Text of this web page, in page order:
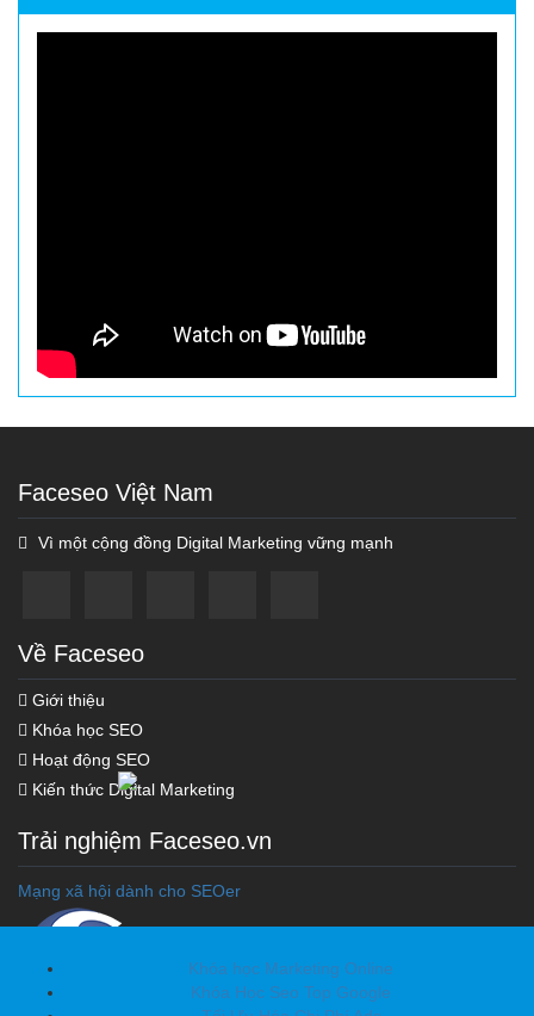
Faceseo Việt Nam
Vì một cộng đồng Digital Marketing vững mạnh
Về Faceseo
Giới thiệu
Khóa học SEO
Hoạt động SEO
Kiến thức Digital Marketing
Trải nghiệm Faceseo.vn
Mạng xã hội dành cho SEOer
Khóa học Marketing Online
Khóa Học Seo Top Google